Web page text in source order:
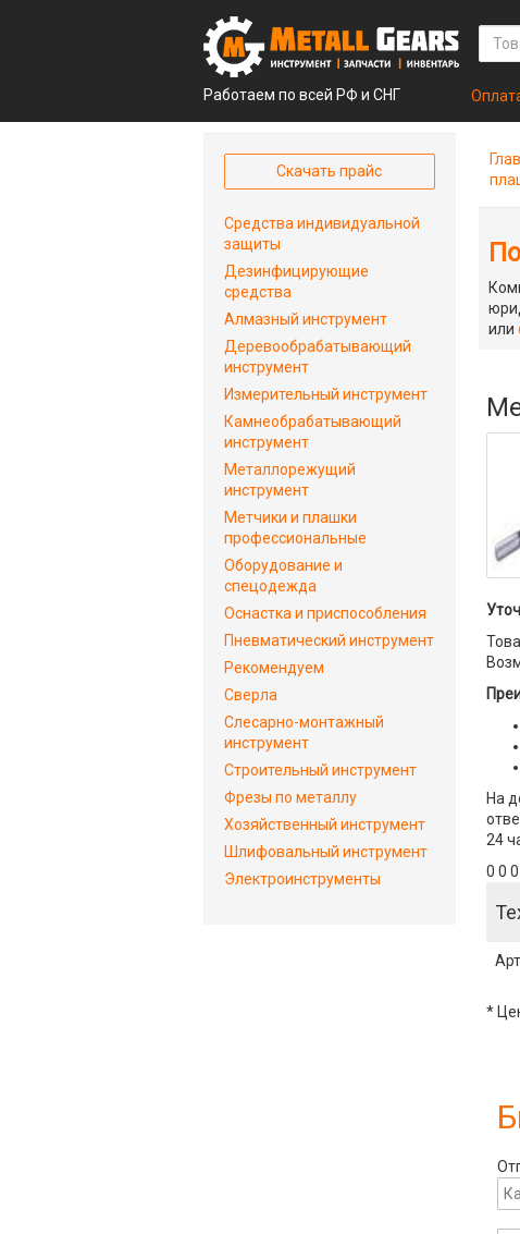
Работаем по всей РФ и СНГ
или
На
24
0 0 0
*
Скачать прайс
Средства индивидуальной
защиты
Дезинфицирующие
средства
Алмазный инструмент
Деревообрабатывающий
инструмент
Измерительный инструмент
Камнеобрабатывающий
инструмент
Металлорежущий
инструмент
Метчики и плашки
профессиональные
Оборудование и
спецодежда
Оснастка и приспособления
Пневматический инструмент
Рекомендуем
Сверла
Слесарно-монтажный
инструмент
Строительный инструмент
Фрезы по металлу
Хозяйственный инструмент
Шлифовальный инструмент
Электроинструменты